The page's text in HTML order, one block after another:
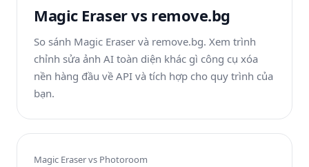
Magic Eraser vs remove.bg
So sánh Magic Eraser và remove.bg. Xem trình
chỉnh sửa ảnh AI toàn diện khác gì công cụ xóa
nền hàng đầu về API và tích hợp cho quy trình của
bạn.
Magic Eraser vs Photoroom